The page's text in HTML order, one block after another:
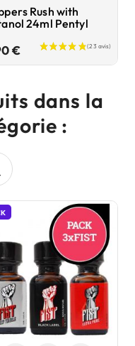
Rush with
24ml Pentyl
€Prix
dans la
: